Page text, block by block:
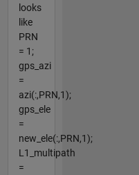
looks
like
PRN
= 1;
gps_azi
=
azi(:,PRN,1);
gps_ele
=
new_ele(:,PRN,1);
L1_multipath
=